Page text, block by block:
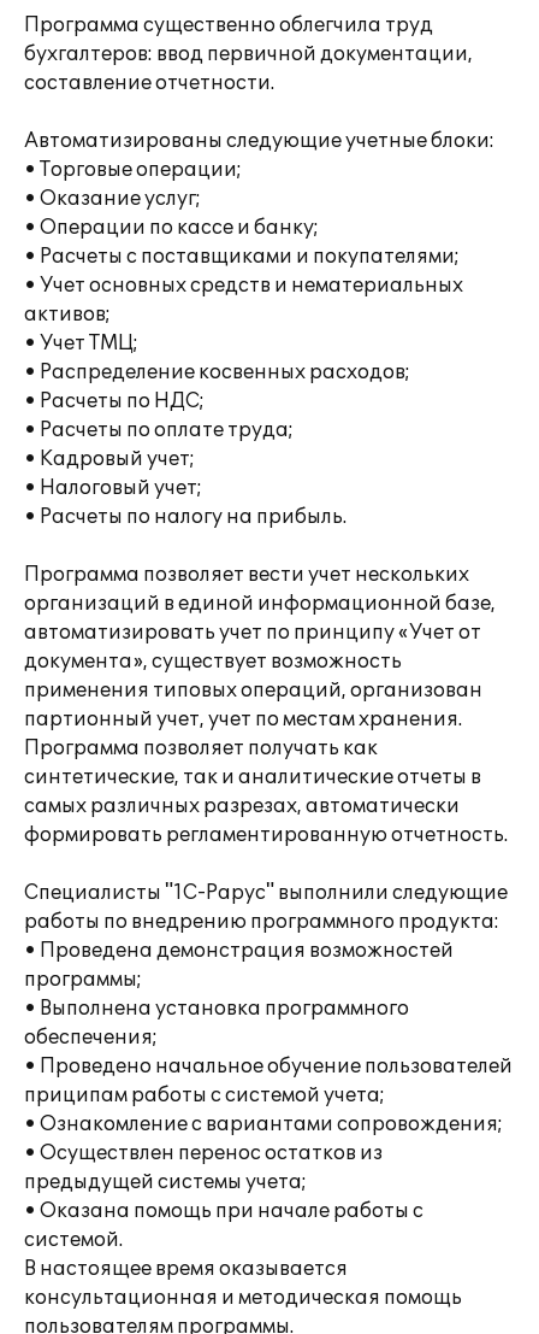
Программа существенно облегчила труд
бухгалтеров: ввод первичной документации,
составление отчетности.
Автоматизированы следующие учетные блоки:
• Торговые операции;
• Оказание услуг;
• Операции по кассе и банку;
• Расчеты с поставщиками и покупателями;
• Учет основных средств и нематериальных
активов;
• Учет ТМЦ;
• Распределение косвенных расходов;
• Расчеты по НДС;
• Расчеты по оплате труда;
• Кадровый учет;
• Налоговый учет;
• Расчеты по налогу на прибыль.
Программа позволяет вести учет нескольких
организаций в единой информационной базе,
автоматизировать учет по принципу «Учет от
документа», существует возможность
применения типовых операций, организован
партионный учет, учет по местам хранения.
Программа позволяет получать как
синтетические, так и аналитические отчеты в
самых различных разрезах, автоматически
формировать регламентированную отчетность.
Специалисты "1С-Рарус" выполнили следующие
работы по внедрению программного продукта:
• Проведена демонстрация возможностей
программы;
• Выполнена установка программного
обеспечения;
• Проведено начальное обучение пользователей
приципам работы с системой учета;
• Ознакомление с вариантами сопровождения;
• Осуществлен перенос остатков из
предыдущей системы учета;
• Оказана помощь при начале работы с
системой.
В настоящее время оказывается
консультационная и методическая помощь
пользователям программы.